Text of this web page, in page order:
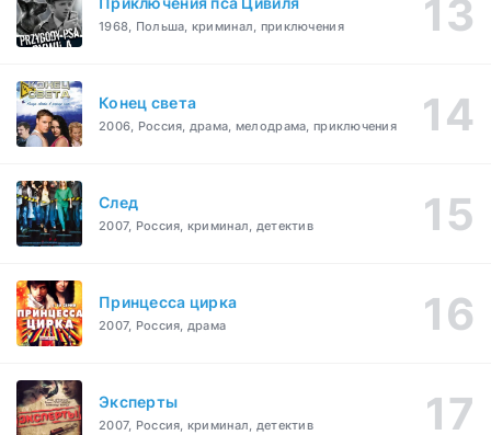
1968, Польша, криминал, приключения
Конец света
2006, Россия, драма, мелодрама, приключения
След
2007, Россия, криминал, детектив
Принцесса цирка
2007, Россия, драма
Эксперты
2007, Россия, криминал, детектив